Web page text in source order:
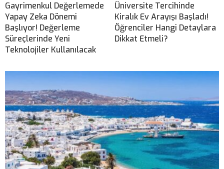
Gayrimenkul Değerlemede
Yapay Zeka Dönemi
Başlıyor! Değerleme
Süreçlerinde Yeni
Teknolojiler Kullanılacak
Üniversite Tercihinde
Kiralık Ev Arayışı Başladı!
Öğrenciler Hangi Detaylara
Dikkat Etmeli?